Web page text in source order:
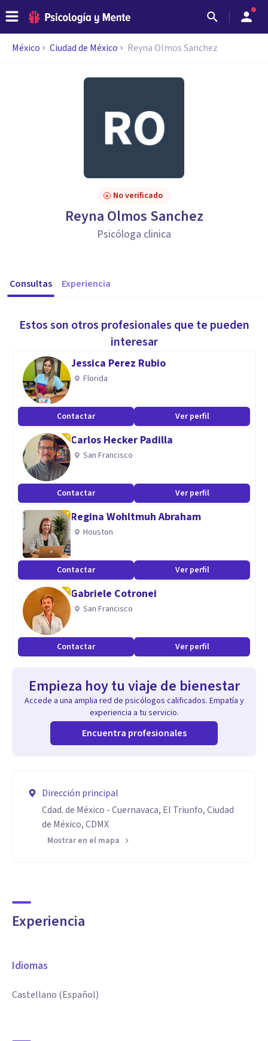
México Ciudad de México Reyna Olmos Sanchez
No verificado
Reyna Olmos Sanchez
Psicóloga clinica
Consultas Experiencia
Estos son otros profesionales que te pueden
interesar
Jessica Perez Rubio
Florida
Contactar Ver perfil
Carlos Hecker Padilla
San Francisco
Contactar Ver perfil
Regina Wohltmuh Abraham
Houston
Contactar Ver perfil
Gabriele Cotronei
San Francisco
Contactar Ver perfil
Empieza hoy tu viaje de bienestar
Accede a una amplia red de psicólogos calificados. Empatía y
experiencia a tu servicio.
Encuentra profesionales
Dirección principal
Cdad. de México - Cuernavaca, El Triunfo, Ciudad
de México, CDMX
Mostrar en el mapa
Experiencia
Idiomas
Castellano (Español)